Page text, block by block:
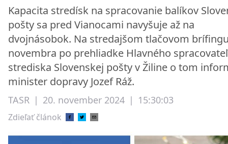
Kapacita stredísk na spracovanie balíkov
pošty sa pred Vianocami navyšuje až na
dvojnásobok. Na stredajšom tlačovom
novembra po prehliadke Hlavného
strediska Slovenskej pošty v Žiline o tom
minister dopravy Jozef Ráž.
TASR | 20. november 2024 | 15:30:03
Zdieľať článok